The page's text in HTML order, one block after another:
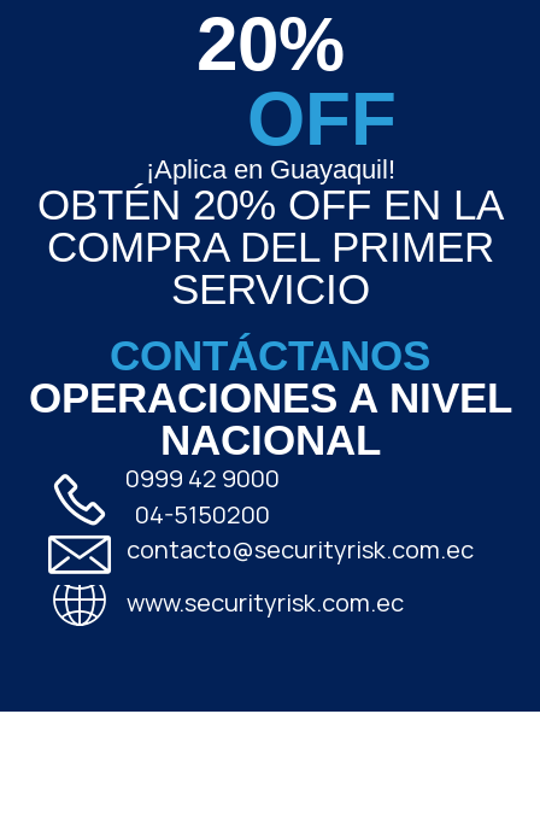
20%
OFF
¡Aplica en Guayaquil!
OBTÉN 20% OFF EN LA
COMPRA DEL PRIMER
SERVICIO
CONTÁCTANOS
OPERACIONES A NIVEL
NACIONAL
0999 42 9000
04-5150200
contacto@securityrisk.com.ec
www.securityrisk.com.ec